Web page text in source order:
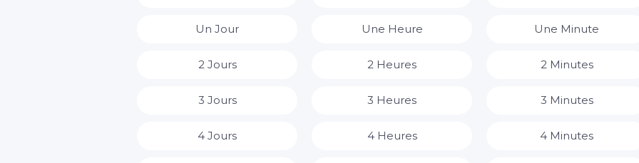
Un Jour
2 Jours
3 Jours
4 Jours
Une Heure
2 Heures
3 Heures
4 Heures
Une Minute
2 Minutes
3 Minutes
4 Minutes